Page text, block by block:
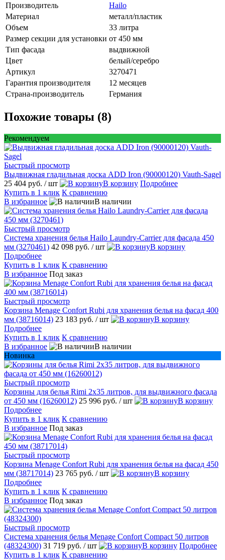
Производитель
Hailo
Материал
металл/пластик
Объем
33 литра
Размер секции для установки от 450 мм
Тип фасада
выдвижной
Цвет
белый/серебро
Артикул
3270471
Гарантия производителя
12 месяцев
Страна-производитель
Германия
Похожие товары (8)
Рекомендуем
Быстрый просмотр
Выдвижная гладильная доска ADD Iron (90000120) Vauth-Sagel
25 404 руб. / шт В корзину Подробнее
Купить в 1 клик К сравнению
В избранное
В наличии
Быстрый просмотр
Система хранения белья Hailo Laundry-Carrier для фасада 450
мм (3270461) 42 098 руб. / шт
В корзину
Подробнее
Купить в 1 клик К сравнению
В избранное Под заказ
Быстрый просмотр
Корзина Menage Confort Rubi для хранения белья на фасад 400
мм (38716014) 23 183 руб. / шт
В корзину
Подробнее
Купить в 1 клик К сравнению
В избранное
В наличии
Новинка
Быстрый просмотр
Корзины для белья Rimi 2х35 литров, для выдвижного фасада
от 450 мм (16260012) 25 996 руб. / шт
В корзину
Подробнее
Купить в 1 клик К сравнению
В избранное Под заказ
Быстрый просмотр
Корзина Menage Confort Rubi для хранения белья на фасад 450
мм (38717014) 23 765 руб. / шт
В корзину
Подробнее
Купить в 1 клик К сравнению
В избранное Под заказ
Быстрый просмотр
Система хранения белья Menage Confort Compact 50 литров
(48324300) 31 719 руб. / шт В корзину Подробнее
Купить в 1 клик К сравнению